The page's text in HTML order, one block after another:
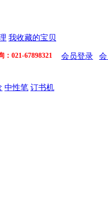
我收藏的宝贝
021-67898321 会员登录
中性笔 订书机